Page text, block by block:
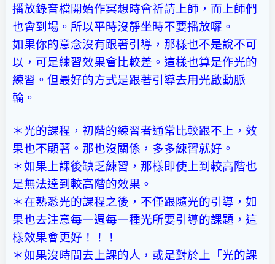
播放錄音檔開始作冥想時會祈請上師，而上師們
也會到場。所以平時沒靜坐時不要播放囉。
如果你的意念沒有跟著引導，那樣也不是說不可
以，可是練習效果會比較差。這樣也算是作光的
練習。但最好的方式是跟著引導去用光啟動脈
輪。
＊光的課程，初階的練習者通常比較跟不上，效
果也不顯著。那也沒關係，多多練習就好。
＊如果上課後缺乏練習，那樣即使上到較高階也
是無法達到較高階的效果。
＊在熟悉光的課程之後，不僅跟隨光的引導，如
果也去注意每一週每一種光所要引導的課題，這
樣效果會更好！！！
＊如果沒時間去上課的人，或是對於上「光的課